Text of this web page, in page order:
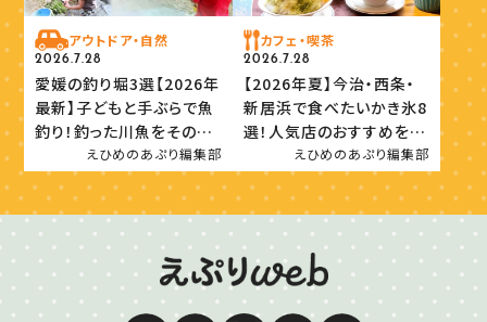
アウトドア・自然
2026.7.28
愛媛の釣り堀3選【2026年
最新】子どもと手ぶらで魚
釣り！釣った川魚をその場
で味わおうえひめのあぷり編集部
カフェ・喫茶
2026.7.28
【2026年夏】今治・西条・
新居浜で食べたいかき氷8
選！人気店のおすすめを紹
えひめのあぷり編集部